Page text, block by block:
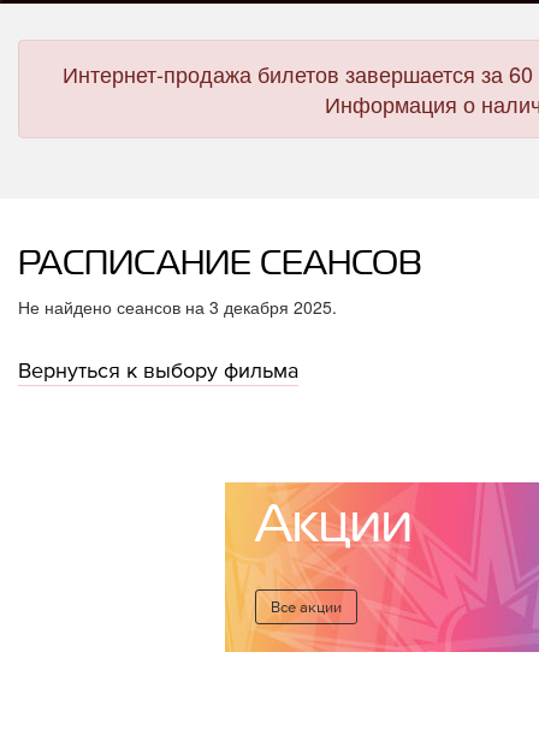
Интернет-продажа билетов завершается за
Информация о
РАСПИСАНИЕ СЕАНСОВ
Не найдено сеансов на 3 декабря 2025.
Вернуться к выбору фильма
Акции
Все акции